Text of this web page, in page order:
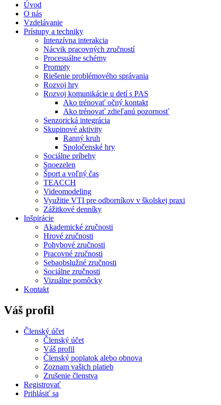
Úvod
O nás
Vzdelávanie
Prístupy a techniky
Intenzívna interakcia
Nácvik pracovných zručností
Procesuálne schémy
Prompty
Riešenie problémového správania
Rozvoj hry
Rozvoj komunikácie u detí s PAS
Ako trénovať očný kontakt
Ako trénovať zdieľanú pozornosť
Senzorická integrácia
Skupinové aktivity
Ranný kruh
Spoločenské hry
Sociálne príbehy
Snoezelen
Šport a voľný čas
TEACCH
Videomodeling
Využitie VTI pre odborníkov v školskej praxi
Zážitkové denníky
Inšpirácie
Akademické zručnosti
Hrové zručnosti
Pohybové zručnosti
Pracovné zručnosti
Sebaobslužné zručnosti
Sociálne zručnosti
Vizuálne pomôcky
Kontakt
Váš profil
Členský účet
Členský účet
Váš profil
Členský poplatok alebo obnova
Zoznam vašich platieb
Zrušenie členstva
Registrovať
Prihlásiť sa